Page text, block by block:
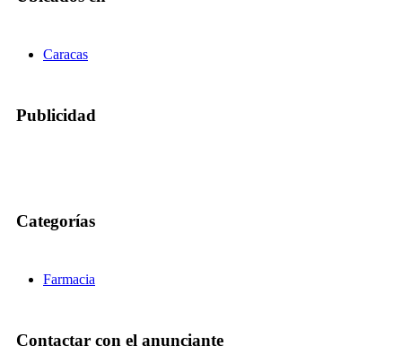
Caracas
Publicidad
Categorías
Farmacia
Contactar con el anunciante